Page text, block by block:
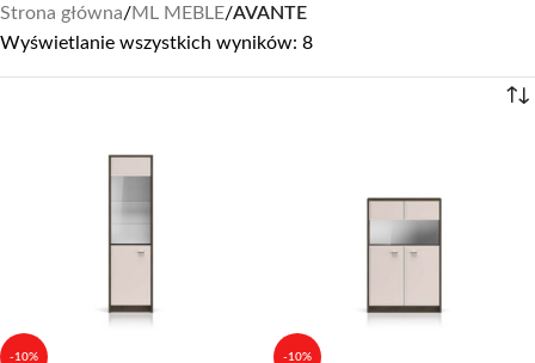
Strona główna/ML MEBLE/AVANTE
Wyświetlanie wszystkich wyników: 8
-10% -10%